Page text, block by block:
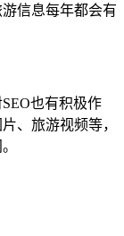
信息每年都会有
也有积极作
、旅游视频等，